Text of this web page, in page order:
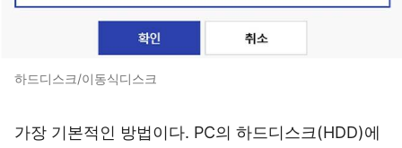
하드디스크/이동식디스크
가장 기본적인 방법이다. PC의 하드디스크(HDD)에